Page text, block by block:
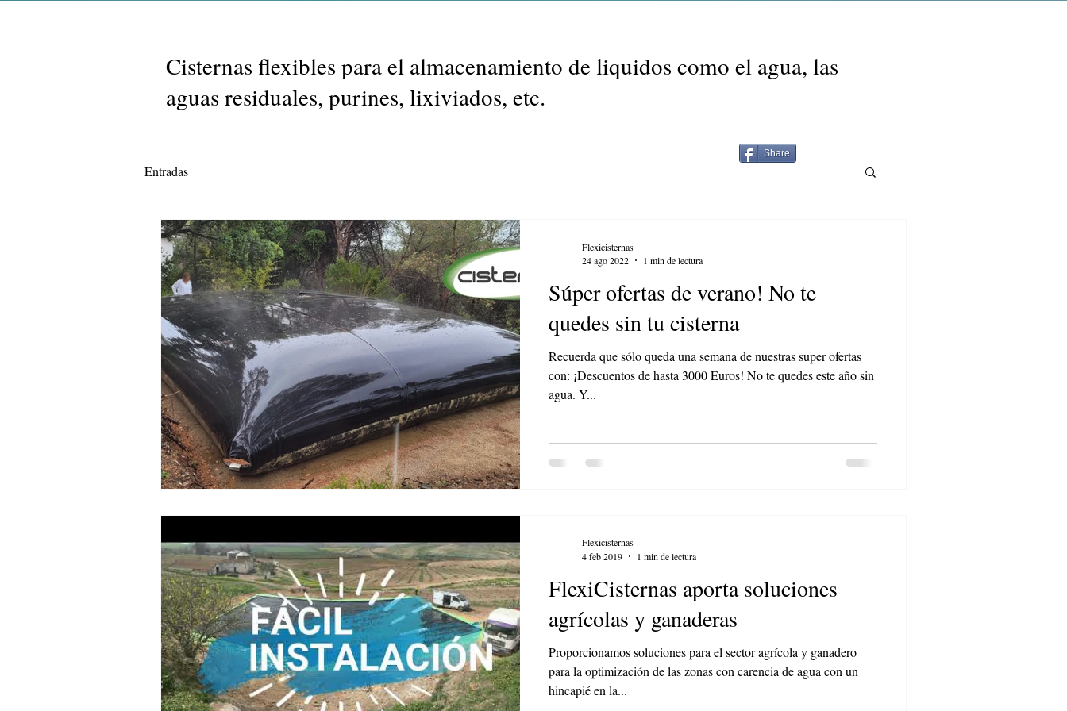
Cisternas flexibles para el almacenamiento de liquidos como el agua, las
aguas residuales, purines, lixiviados, etc.
Entradas
Súper ofertas de verano! No te
quedes sin tu cisterna
Recuerda que sólo queda una semana de nuestras super ofertas
con: ¡Descuentos de hasta 3000 Euros! No te quedes este año sin
agua. Y...
Flexicisternas
24 ago 2022
1 min de lectura
FlexiCisternas aporta soluciones
agrícolas y ganaderas
Proporcionamos soluciones para el sector agrícola y ganadero
para la optimización de las zonas con carencia de agua con un
hincapié en la...
Flexicisternas
4 feb 2019
1 min de lectura
Share